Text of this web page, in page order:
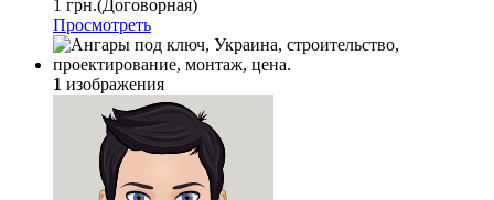
1 грн.(Договорная)
Просмотреть
1 изображения